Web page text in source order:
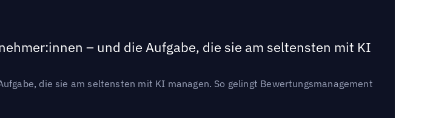
– und die Aufgabe, die sie am seltensten mit KI
die sie am seltensten mit KI managen. So gelingt Bewertungsmanagement